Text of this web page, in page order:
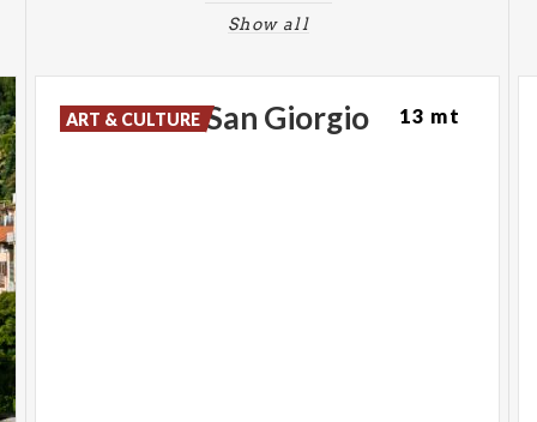
Show all
ChurchofSan Giorgio
ART & CULTURE 13 mt